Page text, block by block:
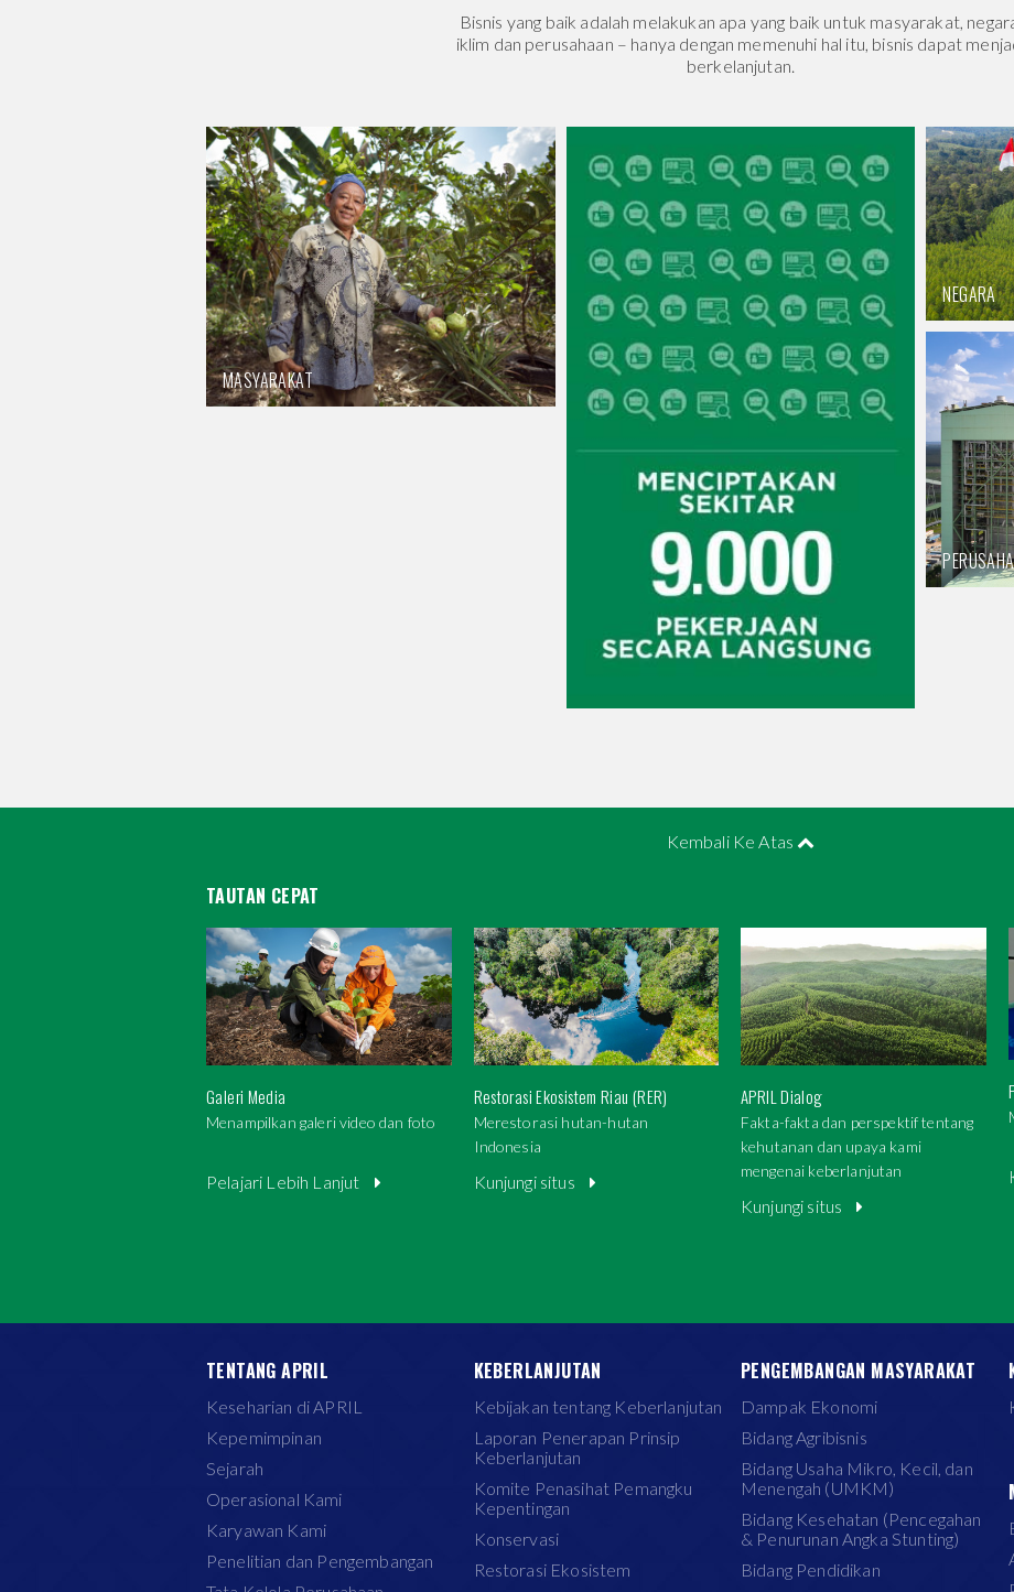
Bisnis yang baik adalah melakukan apa yang baik untuk masyarakat,
iklim dan perusahaan – hanya dengan memenuhi hal itu, bisnis dapat
berkelanjutan.
MASYARAKAT
NEGARA
Kembali Ke Atas
TAUTAN CEPAT
Galeri Media
Menampilkan galeri video dan foto
Pelajari Lebih Lanjut
Restorasi Ekosistem Riau (RER)
Merestorasi hutan-hutan
Indonesia
Kunjungi situs
APRIL Dialog
Fakta-fakta dan perspektif tentang
kehutanan dan upaya kami
mengenai keberlanjutan
Kunjungi situs
TENTANG APRIL
Keseharian di APRIL
Kepemimpinan
Sejarah
Operasional Kami
Karyawan Kami
Penelitian dan Pengembangan
KEBERLANJUTAN
Kebijakan tentang Keberlanjutan
Laporan Penerapan Prinsip
Keberlanjutan
Komite Penasihat Pemangku
Kepentingan
Konservasi
Restorasi Ekosistem
PENGEMBANGAN MASYARAKAT
Dampak Ekonomi
Bidang Agribisnis
Bidang Usaha Mikro, Kecil, dan
Menengah (UMKM)
Bidang Kesehatan (Pencegahan
& Penurunan Angka Stunting)
Bidang Pendidikan